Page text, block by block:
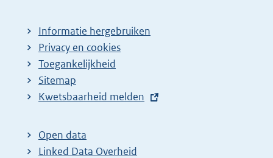
Informatie hergebruiken
Privacy en cookies
Toegankelijkheid
Sitemap
E
t
e
Kwetsbaarheid melden
Open data
Linked Data Overheid